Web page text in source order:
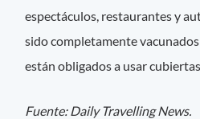
espectáculos, restaurantes y
sido completamente
están obligados a usar
Fuente: Daily Travelling News.